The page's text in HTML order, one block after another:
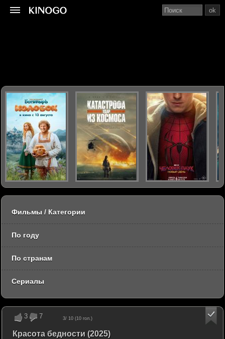
3 7 3/ 10 (10 гол.)
Красота бедности (2025)
ok
Фильмы / Категории
По году
По странам
Сериалы